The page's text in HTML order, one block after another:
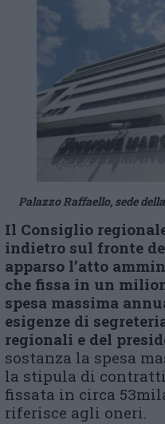
Palazzo Raffaello, sede
Il Consiglio
indietro sul fronte
apparso l’atto
che fissa in un
spesa massima
esigenze di
regionali e del
sostanza la spesa
la stipula di
fissata in circa
riferisce agli oneri.